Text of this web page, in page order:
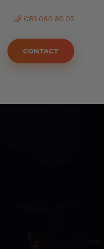
085 060 80 05
CONTACT